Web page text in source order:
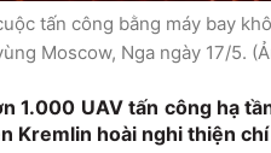
tấn công bằng máy bay
Moscow, Nga ngày 17/5.
1.000 UAV tấn công hạ
Kremlin hoài nghi thiện